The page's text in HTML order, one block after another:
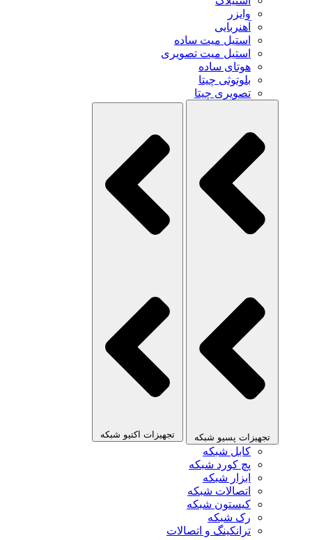
وایزر
آهنربایی
استیل میت ساده
استیل میت تصویری
هوتای ساده
بلوتوثی چیتا
تصویری چیتا
تجهیزات پسیو شبکه تجهیزات اکتیو شبکه
کابل شبکه
پچ کورد شبکه
ابزار شبکه
اتصالات شبکه
کیستون شبکه
رک شبکه
ترانکینگ و اتصالات